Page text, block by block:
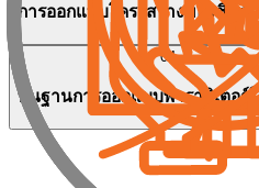
การออกแบบโครงสร้างของชิ้นส่
04
พื้นฐานการออกแบบพารามิเตอร์